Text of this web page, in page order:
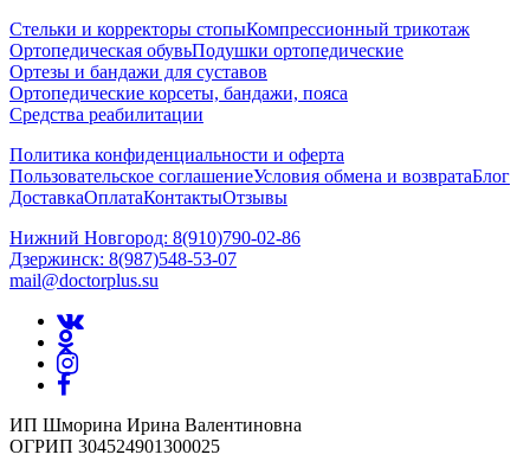
Стельки и корректоры стопыКомпрессионный трикотаж
Ортопедическая обувьПодушки ортопедические
Ортезы и бандажи для суставов
Ортопедические корсеты, бандажи, пояса
Средства реабилитации
Политика конфиденциальности и оферта
Пользовательское соглашениеУсловия обмена и возвратаБлог
ДоставкаОплатаКонтактыОтзывы
Нижний Новгород: 8(910)790-02-86
Дзержинск: 8(987)548-53-07
mail@doctorplus.su
ИП Шморина Ирина Валентиновна
ОГРИП 304524901300025